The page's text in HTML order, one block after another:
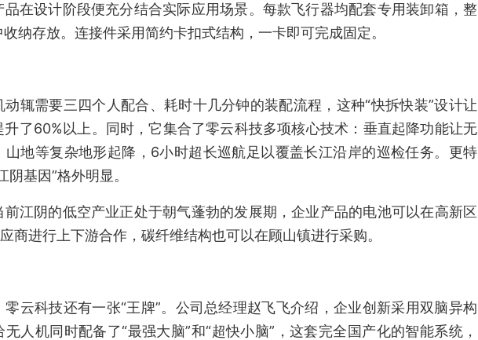
品在设计阶段便充分结合实际应用场景。每款飞行器均配套专用装卸箱，整
纳存放。连接件采用简约卡扣式结构，一卡即可完成固定。
辄需要三四个人配合、耗时十几分钟的装配流程，这种“快拆快装”设计让
升了60%以上。同时，它集合了零云科技多项核心技术：垂直起降功能让无
山地等复杂地形起降，6小时超长巡航足以覆盖长江沿岸的巡检任务。更特
阴基因”格外明显。
前江阴的低空产业正处于朝气蓬勃的发展期，企业产品的电池可以在高新区
商进行上下游合作，碳纤维结构也可以在顾山镇进行采购。
云科技还有一张“王牌”。公司总经理赵飞飞介绍，企业创新采用双脑异构
人机同时配备了“最强大脑”和“超快小脑”，这套完全国产化的智能系统，